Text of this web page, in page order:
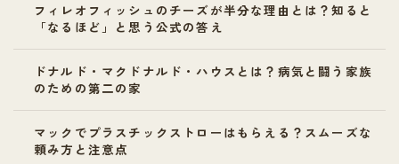
フィレオフィッシュのチーズが半分な理由とは？知ると
「なるほど」と思う公式の答え
ドナルド・マクドナルド・ハウスとは？病気と闘う家族
のための第二の家
マックでプラスチックストローはもらえる？スムーズな
頼み方と注意点